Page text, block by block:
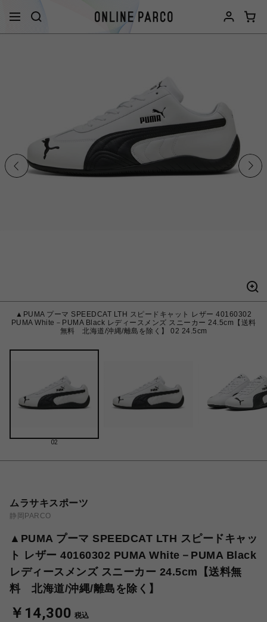
▲PUMA プーマ SPEEDCAT LTH スピードキャット レザー 40160302
PUMA White－PUMA Black レディースメンズ スニーカー 24.5cm【送料
無料 北海道/沖縄/離島を除く】 02 24.5cm
02
ムラサキスポーツ
静岡PARCO
▲PUMA プーマ SPEEDCAT LTH スピードキャッ
ト レザー 40160302 PUMA White－PUMA Black
レディースメンズ スニーカー 24.5cm【送料無
料 北海道/沖縄/離島を除く】
￥14,300 税込